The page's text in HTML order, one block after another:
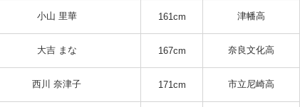
小山 里華 161cm 津幡高
大吉 まな 167cm 奈良文化高
西川 奈津子 171cm 市立尼崎高